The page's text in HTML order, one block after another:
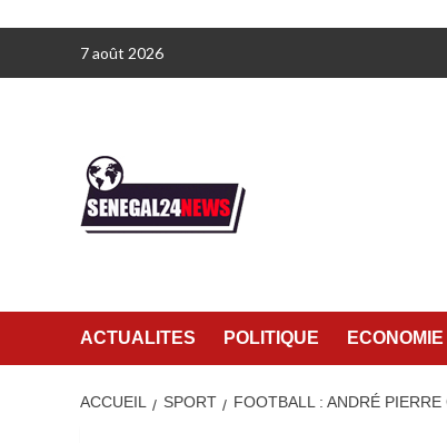
7 août 2026
ACTUALITES POLITIQUE ECONOMIE
ACCUEIL SPORT FOOTBALL : ANDRÉ